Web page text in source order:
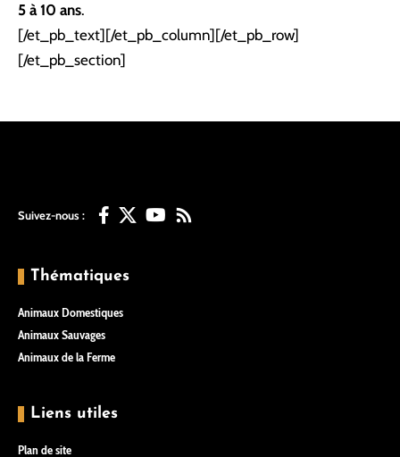
5 à 10 ans.
[/et_pb_text][/et_pb_column][/et_pb_row]
[/et_pb_section]
Suivez-nous :
Thématiques
Animaux Domestiques
Animaux Sauvages
Animaux de la Ferme
Liens utiles
Plan de site